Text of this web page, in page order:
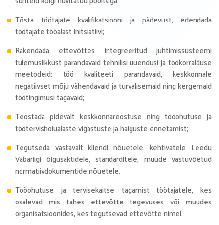
Tõsta töötajate kvalifikatsiooni ja pädevust, edendada
töötajate tööalast initsiatiivi;
Rakendada ettevõttes integreeritud juhtimissüsteemi
tulemuslikkust parandavaid tehnilisi uuendusi ja töökorralduse
meetodeid: töö kvaliteeti parandavaid, keskkonnale
negatiivset mõju vähendavaid ja turvalisemaid ning kergemaid
töötingimusi tagavaid;
Teostada pidevalt keskkonnareostuse ning tööohutuse ja
töötervishoiualaste vigastuste ja haiguste ennetamist;
Tegutseda vastavalt kliendi nõuetele, kehtivatele Leedu
Vabariigi õigusaktidele, standarditele, muude vastuvõetud
normatiivdokumentide nõuetele.
Tööohutuse ja tervisekaitse tagamist töötajatele, kes
osalevad mis tahes ettevõtte tegevuses või muudes
organisatsioonides, kes tegutsevad ettevõtte nimel.